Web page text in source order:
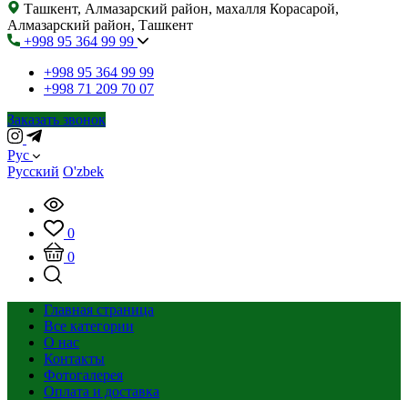
Ташкент, Алмазарский район, махалля Корасарой,
Алмазарский район, Ташкент
+998 95 364 99 99
+998 95 364 99 99
+998 71 209 70 07
Заказать звонок
Рус
Русский O'zbek
0
0
Главная страница
Все категории
О нас
Контакты
Фотогалерея
Оплата и доставка